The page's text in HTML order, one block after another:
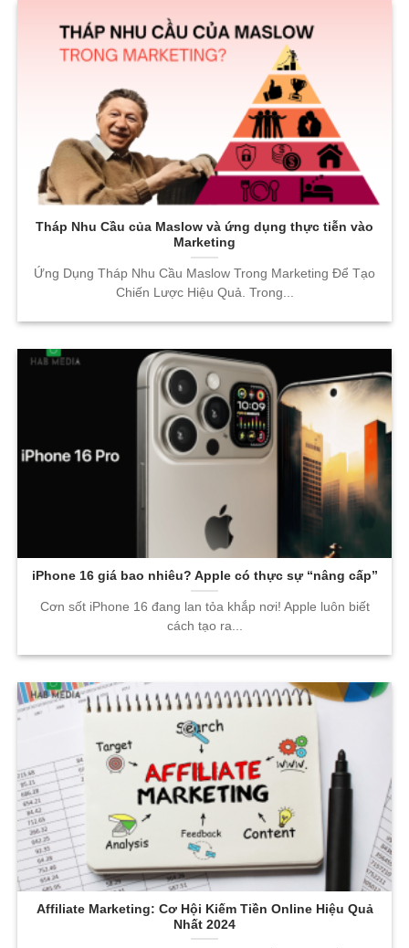
Tháp Nhu Cầu của Maslow và ứng dụng thực tiễn vào
Marketing
Ứng Dụng Tháp Nhu Cầu Maslow Trong Marketing Để Tạo
Chiến Lược Hiệu Quả. Trong...
iPhone 16 giá bao nhiêu? Apple có thực sự “nâng cấp”
Cơn sốt iPhone 16 đang lan tỏa khắp nơi! Apple luôn biết
cách tạo ra...
Affiliate Marketing: Cơ Hội Kiếm Tiền Online Hiệu Quả
Nhất 2024